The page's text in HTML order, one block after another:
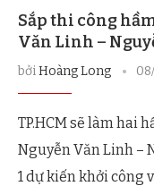
Sắp thi công
Văn Linh –
bởiHoàng Long
TP.HCM sẽ làm hai
Nguyễn Văn Linh –
1 dự kiến khởi công